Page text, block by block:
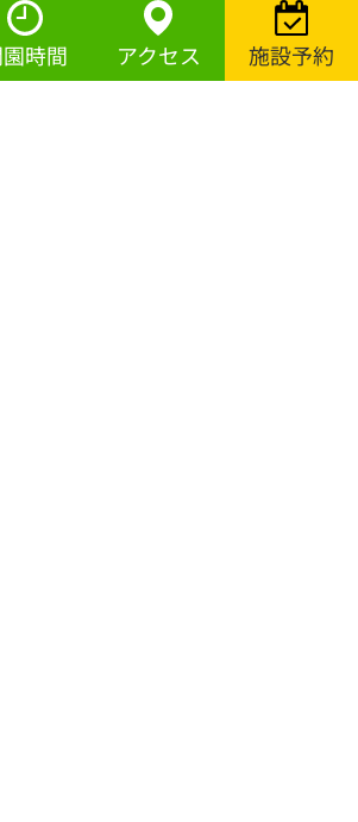
20回岩瀬スポーツ公園杯開催のお知
時間 アクセス 施設予約